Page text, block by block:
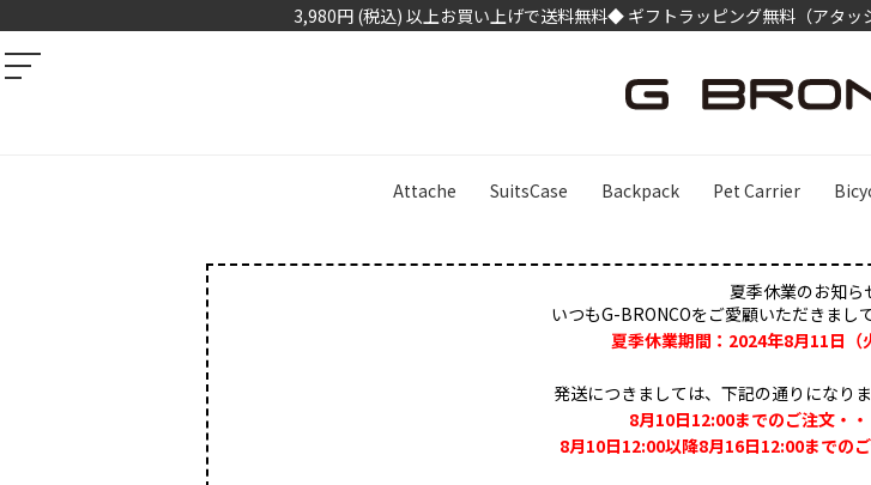
3,980円 (税込) 以上お買い上げで送料無料◆ ギフトラッピング無料（アタ
Attache SuitsCase Backpack Pet Carrier
夏季休業のお知ら
いつもG-BRONCOをご愛顧いただきまし
夏季休業期間：2024年8月11日（
発送につきましては、下記の通りになり
8月10日12:00までのご注文・
8月10日12:00以降8月16日12:00までの